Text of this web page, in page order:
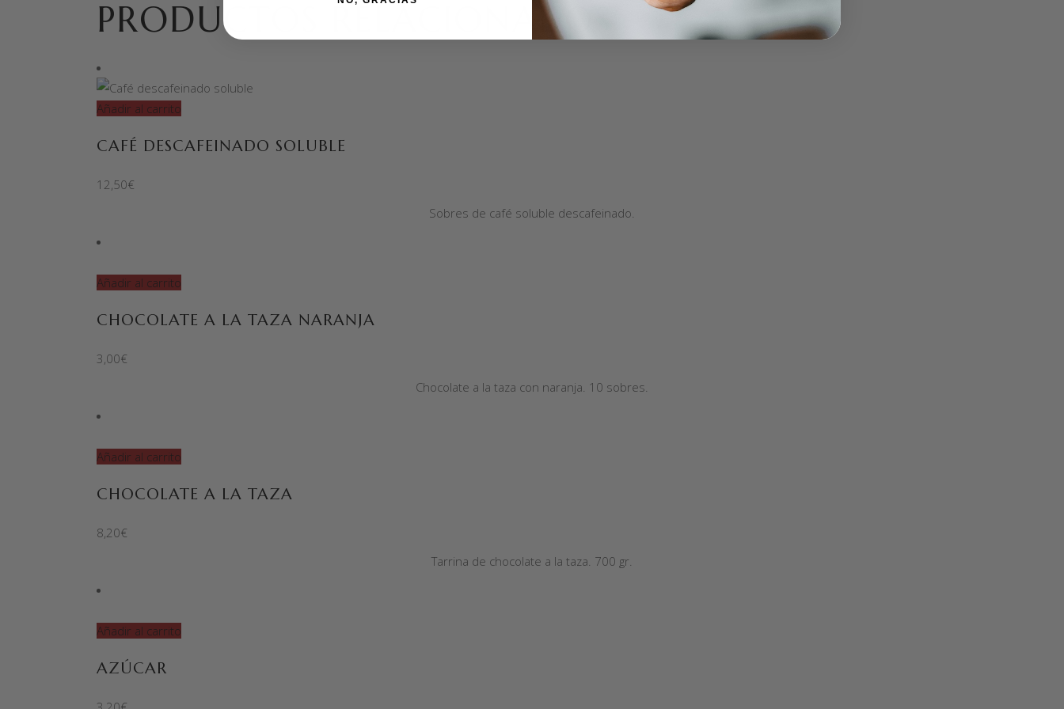
PRODUCTOS RELACIONADOS
Añadir al carrito
CAFÉ DESCAFEINADO SOLUBLE
12,50€
Sobres de café soluble descafeinado.
Añadir al carrito
CHOCOLATE A LA TAZA NARANJA
3,00€
Chocolate a la taza con naranja. 10 sobres.
Añadir al carrito
CHOCOLATE A LA TAZA
8,20€
Tarrina de chocolate a la taza. 700 gr.
Añadir al carrito
AZÚCAR